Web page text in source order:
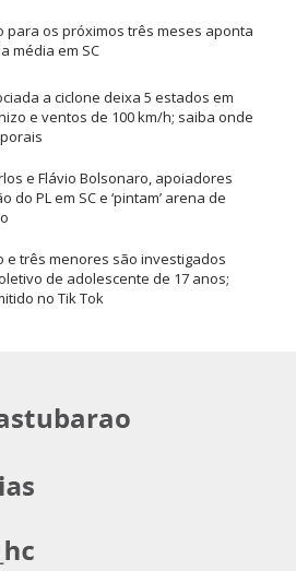
para os próximos três meses aponta
média em SC
a ciclone deixa 5 estados em
e ventos de 100 km/h; saiba onde
e Flávio Bolsonaro, apoiadores
do PL em SC e ‘pintam’ arena de
e três menores são investigados
de adolescente de 17 anos;
no Tik Tok